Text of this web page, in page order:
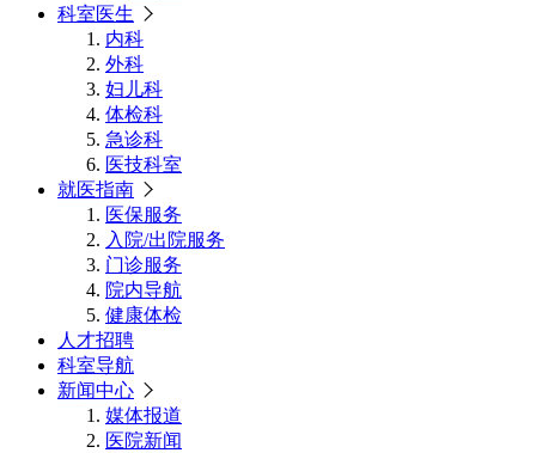
科室医生
内科
外科
妇儿科
体检科
急诊科
医技科室
就医指南
医保服务
入院/出院服务
门诊服务
院内导航
健康体检
人才招聘
科室导航
新闻中心
媒体报道
医院新闻